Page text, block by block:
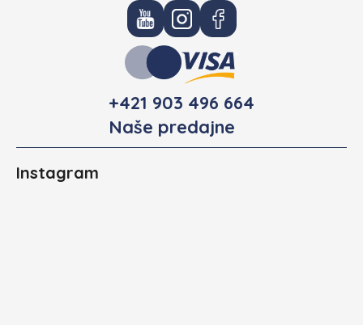
+421 903 496 664
Naše predajne
Instagram